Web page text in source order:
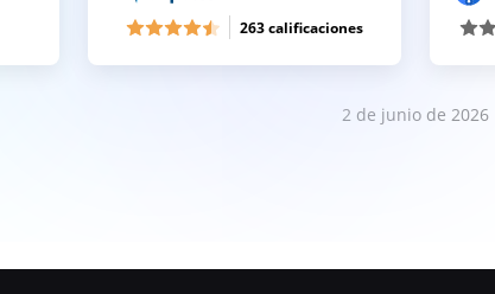
263 calificaciones
2 de junio de 2026